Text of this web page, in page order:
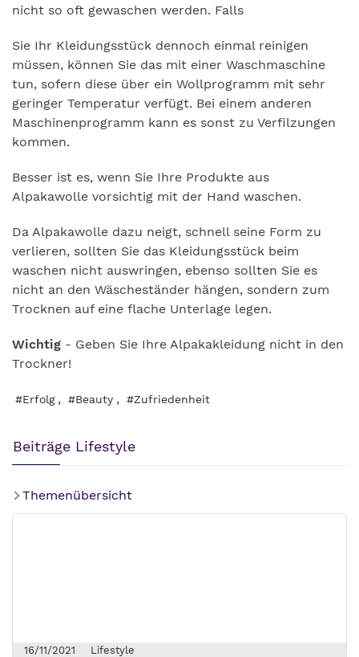
nicht so oft gewaschen werden. Falls
Sie Ihr Kleidungsstück dennoch einmal reinigen
müssen, können Sie das mit einer Waschmaschine
tun, sofern diese über ein Wollprogramm mit sehr
geringer Temperatur verfügt. Bei einem anderen
Maschinenprogramm kann es sonst zu Verfilzungen
kommen.
Besser ist es, wenn Sie Ihre Produkte aus
Alpakawolle vorsichtig mit der Hand waschen.
Da Alpakawolle dazu neigt, schnell seine Form zu
verlieren, sollten Sie das Kleidungsstück beim
waschen nicht auswringen, ebenso sollten Sie es
nicht an den Wäscheständer hängen, sondern zum
Trocknen auf eine flache Unterlage legen.
Wichtig - Geben Sie Ihre Alpakakleidung nicht in den
Trockner!
#Erfolg , #Beauty , #Zufriedenheit
Beiträge Lifestyle
Themenübersicht
16/11/2021 Lifestyle